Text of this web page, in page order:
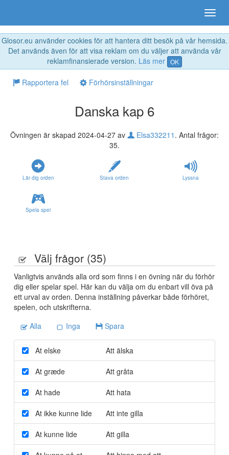
Glosor.eu använder cookies för att hantera ditt besök på vår hemsida.
Det används även för att visa reklam om du väljer att använda vår
reklamfinansierade version. Läs mer OK
Rapportera fel Förhörsinställningar
Danska kap 6
Övningen är skapad 2024-04-27 av Elsa332211 . Antal frågor:
35.
Lär dig orden Stava orden Lyssna
Spela spel
Välj frågor (35)
Vanligtvis används alla ord som finns i en övning när du förhör
dig eller spelar spel. Här kan du välja om du enbart vill öva på
ett urval av orden. Denna inställning påverkar både förhöret,
spelen, och utskrifterna.
Alla
Inga Spara
At elske Att älska
At græde Att gråta
At hade Att hata
At ikke kunne lide Att inte gilla
At kunne lide Att gilla